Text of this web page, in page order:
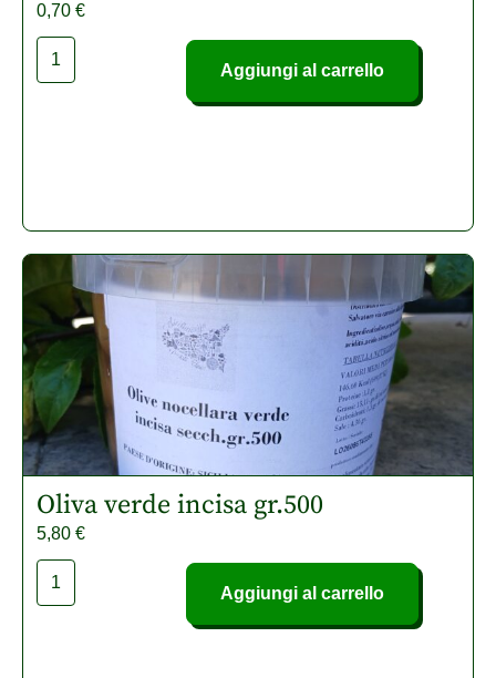
0,70 €
Aggiungi al carrello
Oliva verde incisa gr.500
5,80 €
Aggiungi al carrello